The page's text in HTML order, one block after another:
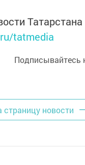
tatmedia
Подписывайтесь
страницу новости